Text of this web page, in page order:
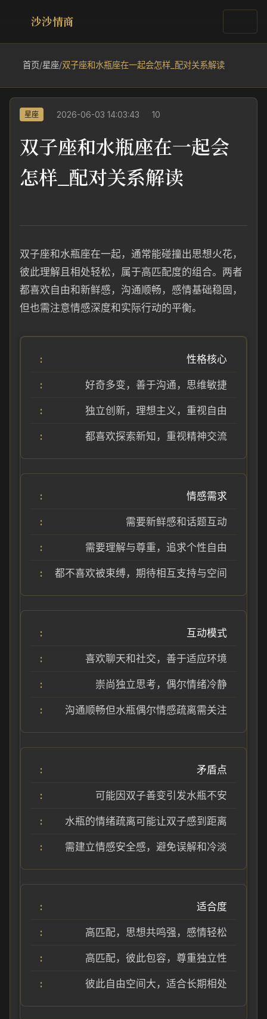
沙沙情商
首页/星座/双子座和水瓶座在一起会怎样_配对关系解读
星座 2026-06-03 14:03:43 10
双子座和水瓶座在一起会
怎样_配对关系解读
双子座和水瓶座在一起，通常能碰撞出思想火花，
彼此理解且相处轻松，属于高匹配度的组合。两者
都喜欢自由和新鲜感，沟通顺畅，感情基础稳固，
但也需注意情感深度和实际行动的平衡。
性格核心
好奇多变，善于沟通，思维敏捷
独立创新，理想主义，重视自由
都喜欢探索新知，重视精神交流
情感需求
需要新鲜感和话题互动
需要理解与尊重，追求个性自由
都不喜欢被束缚，期待相互支持与空间
互动模式
喜欢聊天和社交，善于适应环境
崇尚独立思考，偶尔情绪冷静
沟通顺畅但水瓶偶尔情感疏离需关注
矛盾点
可能因双子善变引发水瓶不安
水瓶的情绪疏离可能让双子感到距离
需建立情感安全感，避免误解和冷淡
适合度
高匹配，思想共鸣强，感情轻松
高匹配，彼此包容，尊重独立性
彼此自由空间大，适合长期相处